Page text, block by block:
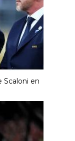
Scaloni en